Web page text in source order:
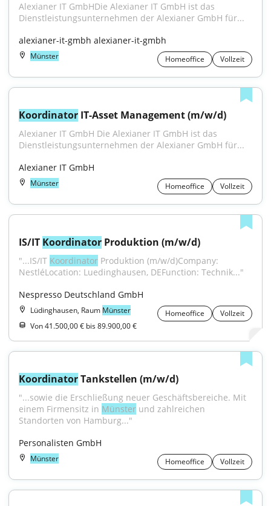
Alexianer IT GmbHDie Alexianer IT GmbH ist das
Dienstleistungsunternehmen der Alexianer GmbH für...
alexianer-it-gmbh alexianer-it-gmbh
Münster Homeoffice Vollzeit
Koordinator IT-Asset Management (m/w/d)
Alexianer IT GmbH Die Alexianer IT GmbH ist das
Dienstleistungsunternehmen der Alexianer GmbH für...
Alexianer IT GmbH
Münster Homeoffice Vollzeit
IS/IT Koordinator Produktion (m/w/d)
"...IS/IT Koordinator Produktion (m/w/d)Company:
NestléLocation: Luedinghausen, DEFunction: Technik..."
Nespresso Deutschland GmbH
Lüdinghausen, Raum Münster Homeoffice
Vollzeit
Von 41.500,00 € bis 89.900,00 €
Koordinator Tankstellen (m/w/d)
"...sowie die Erschließung neuer Geschäftsbereiche. Mit
einem Firmensitz in Münster und zahlreichen
Standorten von Hamburg..."
Personalisten GmbH
Münster Homeoffice Vollzeit